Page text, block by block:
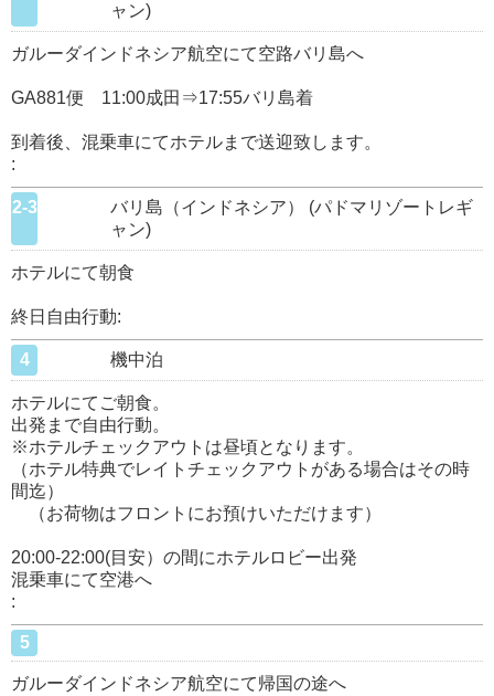
ャン)
ガルーダインドネシア航空にて空路バリ島へ
GA881便 11:00成田⇒17:55バリ島着
到着後、混乗車にてホテルまで送迎致します。
:
2-3
バリ島（インドネシア） (パドマリゾートレギ
ャン)
ホテルにて朝食
終日自由行動:
4 機中泊
ホテルにてご朝食。
出発まで自由行動。
※ホテルチェックアウトは昼頃となります。
（ホテル特典でレイトチェックアウトがある場合はその時
間迄）
（お荷物はフロントにお預けいただけます）
20:00-22:00(目安）の間にホテルロビー出発
混乗車にて空港へ
:
5
ガルーダインドネシア航空にて帰国の途へ